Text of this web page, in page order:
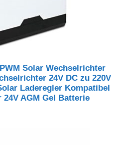
Solar Wechselrichter
24V DC zu 220V
Laderegler Kompatibel
24V AGM Gel Batterie